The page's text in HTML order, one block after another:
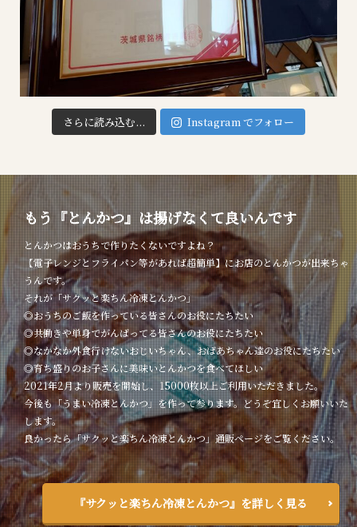
さらに読み込む... Instagram でフォロー
もう『とんかつ』は揚げなくて良いんです
とんかつはおうちで作りたくないですよね？
【電子レンジとフライパン等があれば超簡単】にお店のとんかつが出来ちゃ
うんです。
それが「サクッと楽ちん冷凍とんかつ」
◎おうちのご飯を作っている皆さんのお役にたちたい
◎共働きや単身でがんばってる皆さんのお役にたちたい
◎なかなか外食行けないおじいちゃん、おばあちゃん達のお役にたちたい
◎育ち盛りのお子さんに美味いとんかつを食べてほしい
2021年2月より販売を開始し、15000枚以上ご利用いただきました。
今後も「うまい冷凍とんかつ」を作って参ります。どうぞ宜しくお願いいた
します。
良かったら「サクッと楽ちん冷凍とんかつ」通販ページをご覧ください。
『サクッと楽ちん冷凍とんかつ』を詳しく見る